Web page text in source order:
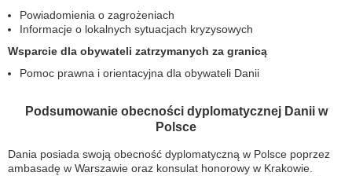
Powiadomienia o zagrożeniach
Informacje o lokalnych sytuacjach kryzysowych
Wsparcie dla obywateli zatrzymanych za granicą
Pomoc prawna i orientacyjna dla obywateli Danii
Podsumowanie obecności dyplomatycznej Danii w
Polsce
Dania posiada swoją obecność dyplomatyczną w Polsce poprzez
ambasadę w Warszawie oraz konsulat honorowy w Krakowie.